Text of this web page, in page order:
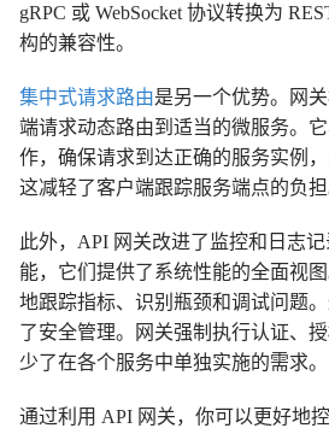
gRPC 或 WebSocket 协议转换为
构的兼容性。
集中式请求路由是另一个优势。网
端请求动态路由到适当的微服务。
作，确保请求到达正确的服务实例
这减轻了客户端跟踪服务端点的负担
此外，API 网关改进了监控和日志
能，它们提供了系统性能的全面视
地跟踪指标、识别瓶颈和调试问题
了安全管理。网关强制执行认证、
少了在各个服务中单独实施的需求。
通过利用 API 网关，你可以更好地